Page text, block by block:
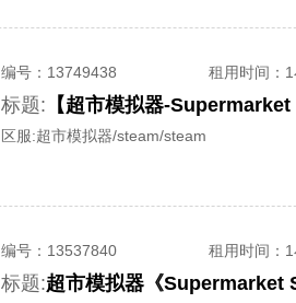
编号： 13749438 租用时间 ：
标题: 【超市模拟器-
区服:超市模拟器/steam/steam
编号： 13537840 租用时间 ：
标题:超市模拟器《Supermarket